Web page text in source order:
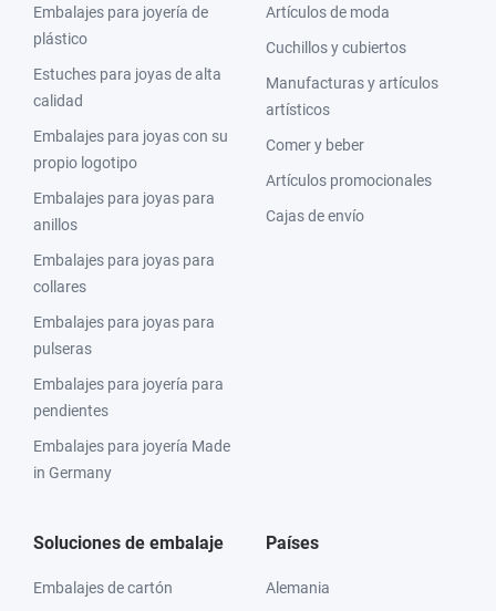
Embalajes para joyería de
plástico
Estuches para joyas de alta
calidad
Embalajes para joyas con su
propio logotipo
Embalajes para joyas para
anillos
Embalajes para joyas para
collares
Embalajes para joyas para
pulseras
Embalajes para joyería para
pendientes
Embalajes para joyería Made
in Germany
Artículos de moda
Cuchillos y cubiertos
Manufacturas y artículos
artísticos
Comer y beber
Artículos promocionales
Cajas de envío
Soluciones de embalaje
Embalajes de cartón
Países
Alemania